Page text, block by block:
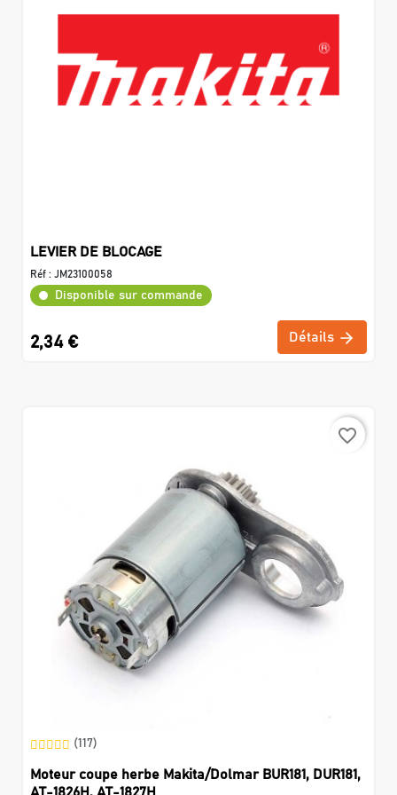
LEVIER DE BLOCAGE
Réf : JM23100058
Disponible sur commande
2,34 € Détails
favorite_border
(117)
Moteur coupe herbe Makita/Dolmar BUR181, DUR181,